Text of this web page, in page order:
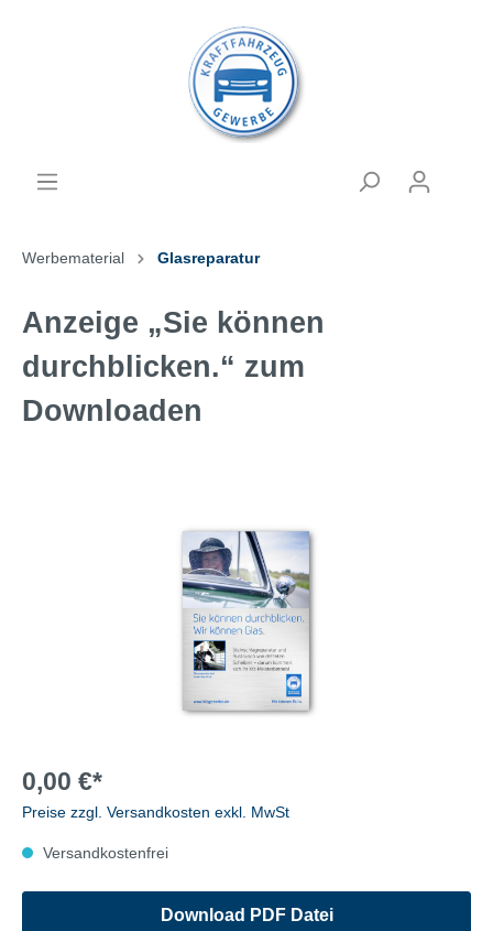
Werbematerial Glasreparatur
Anzeige „Sie können
durchblicken.“ zum
Downloaden
0,00 €*
Preise zzgl. Versandkosten exkl. MwSt
Versandkostenfrei
Download PDF Datei